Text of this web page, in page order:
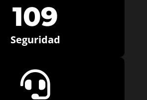
109
Seguridad
